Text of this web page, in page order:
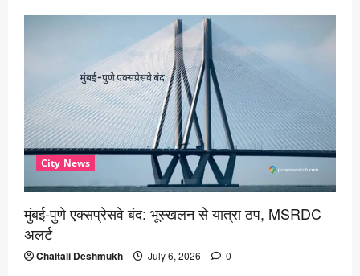
City News
मुंबई-पुणे एक्सप्रेसवे बंद: भूस्खलन से यात्रा ठप, MSRDC
अलर्ट
Chaitali Deshmukh July 6, 2026 0